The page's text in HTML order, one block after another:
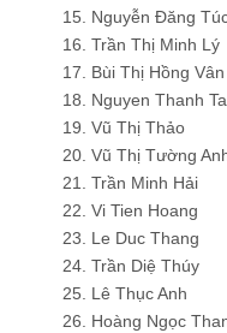
15. Nguyễn Đăng
16. Trần Thị Minh Lý
17. Bùi Thị Hồng Vân
18. Nguyen Thanh
19. Vũ Thị Thảo
20. Vũ Thị Tường
21. Trần Minh Hải
22. Vi Tien Hoang
23. Le Duc Thang
24. Trần Diệ Thúy
25. Lê Thục Anh
26. Hoàng Ngọc